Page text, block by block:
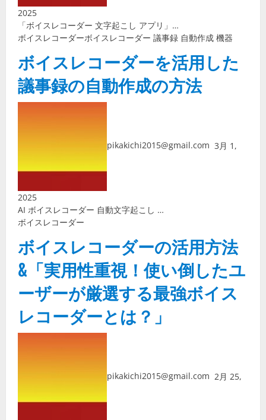
2025
「ボイスレコーダー 文字起こし アプリ」…
ボイスレコーダーボイスレコーダー 議事録 自動作成 機器
ボイスレコーダーを活用した
議事録の自動作成の方法
pikakichi2015@gmail.com 3月 1,
2025
AI ボイスレコーダー 自動文字起こし …
ボイスレコーダー
ボイスレコーダーの活用方法
&「実用性重視！使い倒したユ
ーザーが厳選する最強ボイス
レコーダーとは？」
pikakichi2015@gmail.com 2月 25,